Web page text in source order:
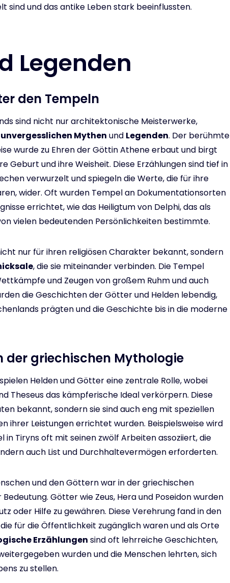
sind und das antike Leben stark beeinflussten.
Legenden
den Tempeln
sind nicht nur architektonische Meisterwerke,
unvergesslichen Mythen und Legenden. Der berühmte
wurde zu Ehren der Göttin Athene erbaut und birgt
Geburt und ihre Weisheit. Diese Erzählungen sind tief in
verwurzelt und spiegeln die Werte, die für ihre
wider. Oft wurden Tempel an Dokumentationsorten
errichtet, wie das Heiligtum von Delphi, das als
vielen bedeutenden Persönlichkeiten bestimmte.
nur für ihren religiösen Charakter bekannt, sondern
, die sie miteinander verbinden. Die Tempel
und Zeugen von großem Ruhm und auch
die Geschichten der Götter und Helden lebendig,
prägten und die Geschichte bis in die moderne
der griechischen Mythologie
Helden und Götter eine zentrale Rolle, wobei
Theseus das kämpferische Ideal verkörpern. Diese
bekannt, sondern sie sind auch eng mit speziellen
ihrer Leistungen errichtet wurden. Beispielsweise wird
Tiryns oft mit seinen zwölf Arbeiten assoziiert, die
auch List und Durchhaltevermögen erforderten.
und den Göttern war in der griechischen
Götter wie Zeus, Hera und Poseidon wurden
oder Hilfe zu gewähren. Diese Verehrung fand in den
für die Öffentlichkeit zugänglich waren und als Orte
Erzählungen sind oft lehrreiche Geschichten,
wurden und die Menschen lehrten, sich
zu stellen.